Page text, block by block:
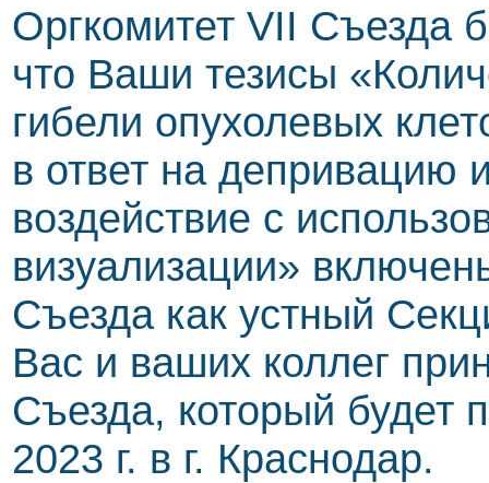
Оргкомитет VII Съезда
что Ваши тезисы
гибели опухолевых
в ответ на депривацию
воздействие с
визуализации»
Съезда как устный
Вас и ваших коллег
Съезда, который будет
2023 г. в г. Краснодар.